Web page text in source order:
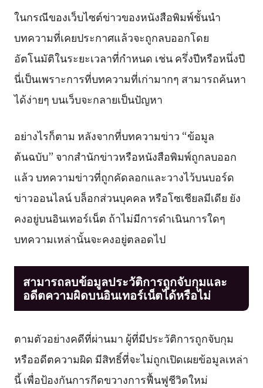
ในกรณีของเว็บไซต์ข่าวของหนังสือพิมพ์ชั้นนำ
บทความที่เคยประกาศแล้วจะถูกลบออกโดย
อัตโนมัติในระยะเวลาที่กำหนด เช่น ครึ่งปีหรือหนึ่งปี
นี่เป็นเพราะการที่บทความที่เก่ามากๆ สามารถค้นหา
ได้ง่ายๆ บนเว็บจะกลายเป็นปัญหา
อย่างไรก็ตาม หลังจากที่บทความข่าว “ข้อมูล
ต้นฉบับ” จากสำนักข่าวหรือหนังสือพิมพ์ถูกลบออก
แล้ว บทความข่าวที่ถูกคัดลอกและวางไว้บนบอร์ด
ข่าวออนไลน์ บล็อกส่วนบุคคล หรือโซเชียลมีเดีย ยัง
คงอยู่บนอินเทอร์เน็ต ถ้าไม่มีการดำเนินการใดๆ
บทความเหล่านั้นจะคงอยู่ตลอดไป
สามารถลบข้อมูลประวัติการถูกจับกุมและ
อดีตความผิดบนอินเทอร์เน็ตได้หรือไม่
ตามตัวอย่างคดีที่ผ่านมา ผู้ที่มีประวัติการถูกจับกุม
หรืออดีตความผิด มีสิทธิ์ที่จะไม่ถูกเปิดเผยข้อมูลเหล่า
นี้ เพื่อป้องกันการกีดขวางการฟื้นฟูชีวิตใหม่